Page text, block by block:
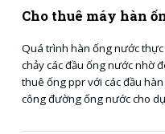
Cho thuê máy hàn
Quá trình hàn ống nước
chảy các đầu ống nước nhờ
thuê ống ppr với các đầu
công đường ống nước cho